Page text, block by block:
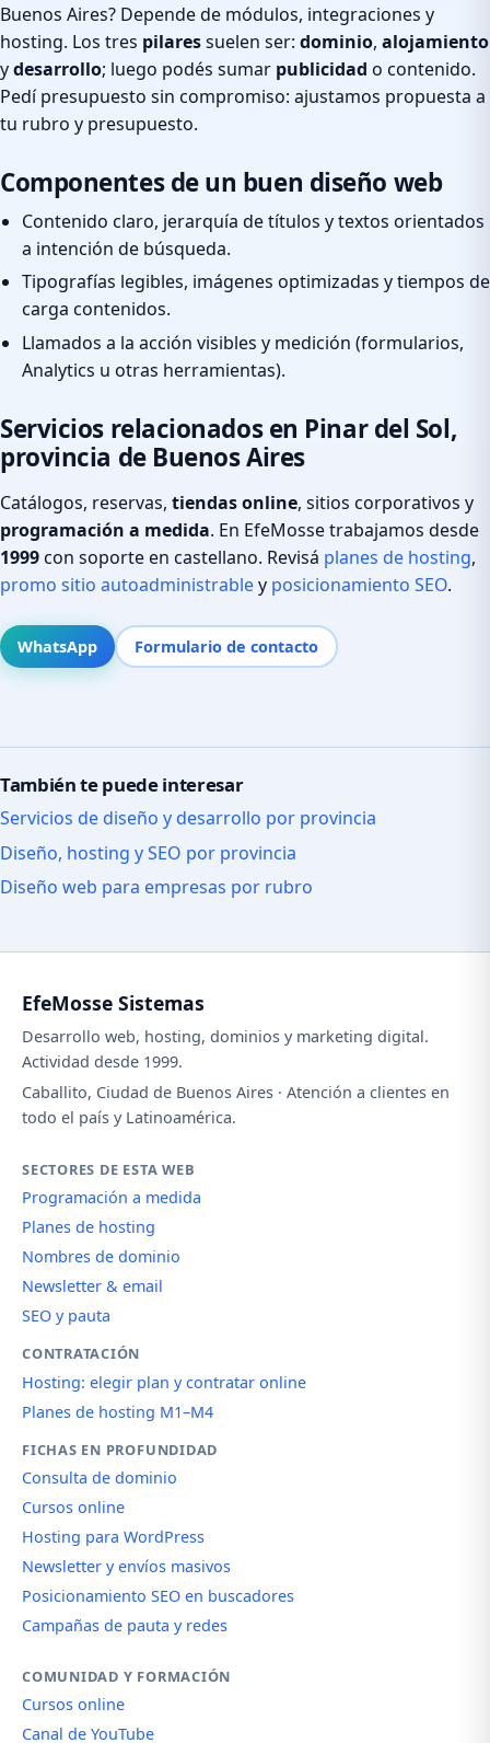
Buenos Aires? Depende de módulos, integraciones y
hosting. Los tres pilaressuelen ser: dominio, alojamiento
ydesarrollo; luego podés sumar publicidad o contenido.
Pedí presupuesto sin compromiso: ajustamos propuesta a
tu rubro y presupuesto.
Componentes de un buen diseño web
Contenido claro, jerarquía de títulos y textos orientados
a intención de búsqueda.
Tipografías legibles, imágenes optimizadas y tiempos de
carga contenidos.
Llamados a la acción visibles y medición (formularios,
Analytics u otras herramientas).
Servicios relacionados en Pinar del Sol,
provincia de Buenos Aires
Catálogos, reservas, tiendas online, sitios corporativos y
programación a medida. En EfeMosse trabajamos desde
1999con soporte en castellano. Revisá planes de hosting,
promo sitio autoadministrabley posicionamiento SEO.
WhatsApp Formulario de contacto
También te puede interesar
Servicios de diseño y desarrollo por provincia
Diseño, hosting y SEO por provincia
Diseño web para empresas por rubro
EfeMosse Sistemas
Desarrollo web, hosting, dominios y marketing digital.
Actividad desde 1999.
Caballito, Ciudad de Buenos Aires · Atención a clientes en
todo el país y Latinoamérica.
SECTORES DE ESTA WEB
Programación a medida
Planes de hosting
Nombres de dominio
Newsletter & email
SEO y pauta
CONTRATACIÓN
Hosting: elegir plan y contratar online
Planes de hosting M1–M4
FICHAS EN PROFUNDIDAD
Consulta de dominio
Cursos online
Hosting para WordPress
Newsletter y envíos masivos
Posicionamiento SEO en buscadores
Campañas de pauta y redes
COMUNIDAD Y FORMACIÓN
Cursos online
Canal de YouTube